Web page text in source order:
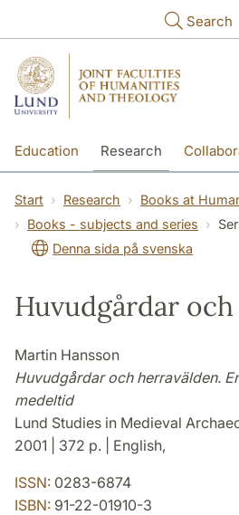
Search
Education Research
Start Research
Books at
Books - subjects and series
Denna sida på svenska
Huvudgårdar
Martin Hansson
Huvudgårdar och herravälden.
medeltid
Lund Studies in Medieval
2001 | 372 p. | English,
ISSN: 0283-6874
ISBN: 91-22-01910-3